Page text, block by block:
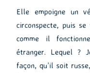
Elle empoigne un
circonspecte, puis
comme il
étranger. Lequel ?
façon, qu’il soit